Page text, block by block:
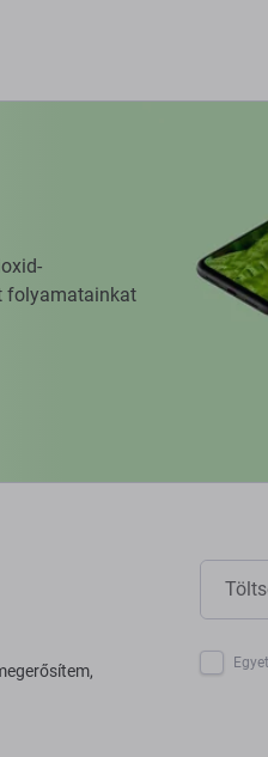
folyamatainkat